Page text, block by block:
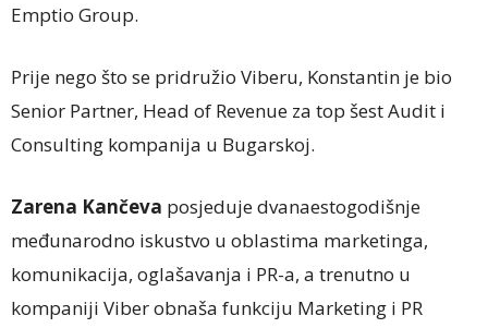
Emptio Group.
Prije nego što se pridružio Viberu, Konstantin je bio
Senior Partner, Head of Revenue za top šest Audit i
Consulting kompanija u Bugarskoj.
Zarena Kančeva posjeduje dvanaestogodišnje
međunarodno iskustvo u oblastima marketinga,
komunikacija, oglašavanja i PR-a, a trenutno u
kompaniji Viber obnaša funkciju Marketing i PR